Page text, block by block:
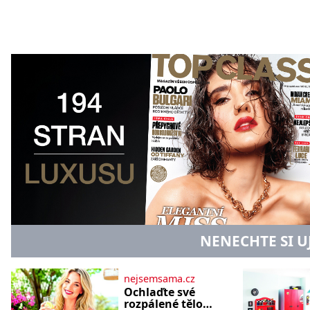
NENECHTE SI
nejsemsama.cz
Ochlaďte své
rozpálené tělo